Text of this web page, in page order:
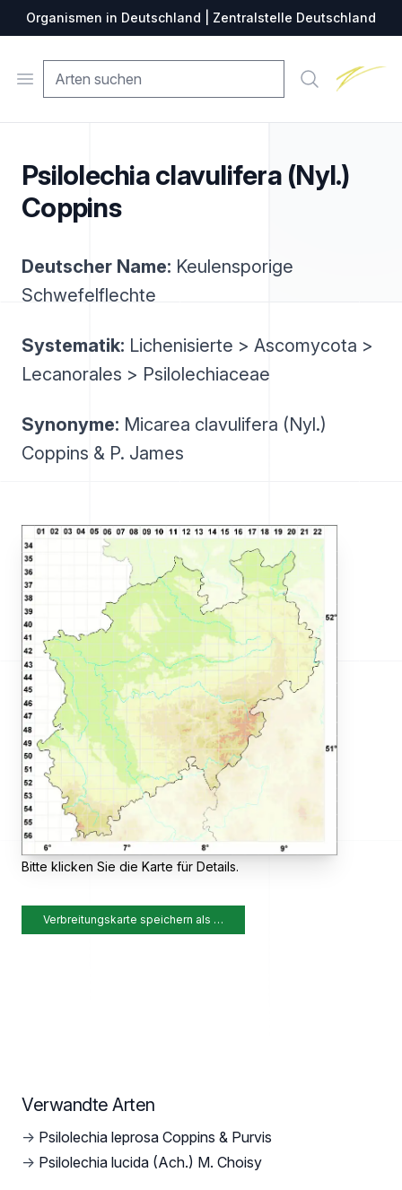
Organismen in Deutschland | Zentralstelle Deutschland
Open menu Suche
Psilolechia clavulifera (Nyl.)
Coppins
Deutscher Name: Keulensporige
Schwefelflechte
Systematik: Lichenisierte > Ascomycota >
Lecanorales > Psilolechiaceae
Synonyme: Micarea clavulifera (Nyl.)
Coppins & P. James
Bitte klicken Sie die Karte für Details.
Verbreitungskarte speichern als …
Verwandte Arten
→ Psilolechia leprosa Coppins & Purvis
→ Psilolechia lucida (Ach.) M. Choisy